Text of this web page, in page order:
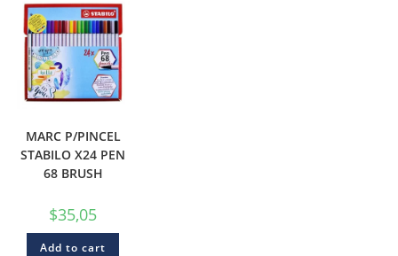
MARC P/PINCEL
STABILO X24 PEN
68 BRUSH
$35,05
Add to cart